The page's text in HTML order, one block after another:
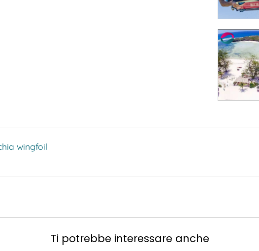
wingfoil
Ti potrebbe interessare anche